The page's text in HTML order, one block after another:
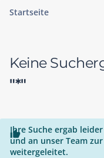
Startseite
Keine
"*"

Ihre Suche ergab
und an unser Team
weitergeleitet.